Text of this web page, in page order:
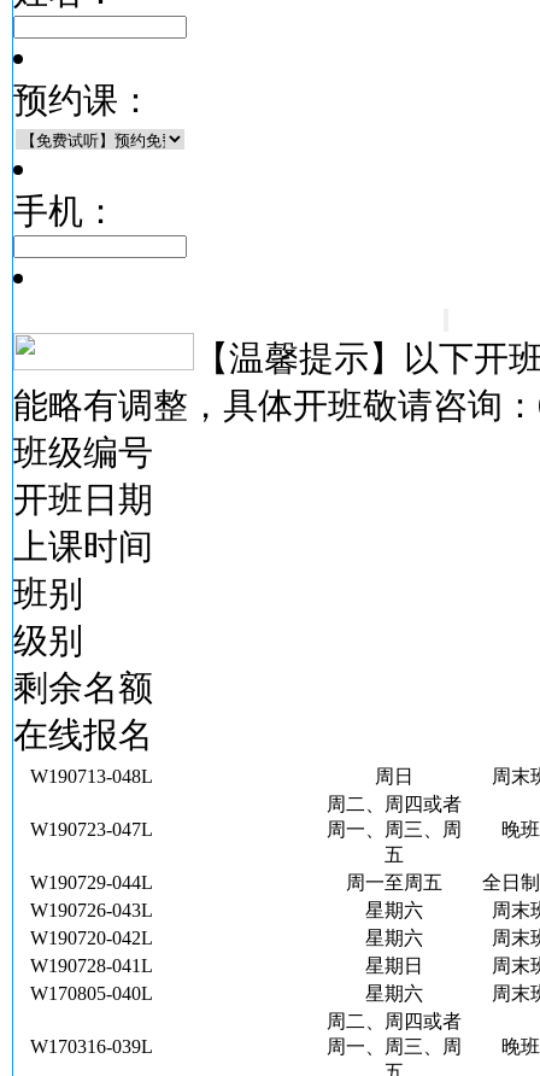
预约课：
手机：
【温馨提示】以下开
能略有调整，具体开班敬请咨询：
班级编号
开班日期
上课时间
班别
级别
剩余名额
在线报名
W190713-048L 周日 周末
W190723-047L
周二、周四或者
周一、周三、周
五
晚班
W190729-044L 周一至周五
全日
W190726-043L
星期六
周末
W190720-042L
星期六
周末
W190728-041L
星期日
周末
W170805-040L
星期六 周末
W170316-039L
周二、周四或者
周一、周三、周
五
晚班